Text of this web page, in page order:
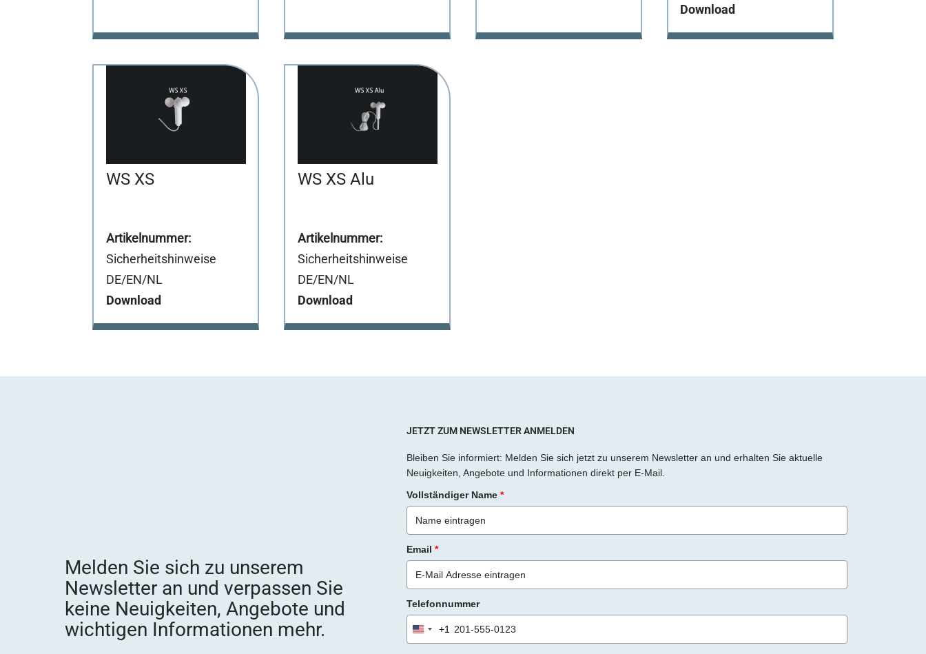
Download
WS XS
Sicherheitshinweise
DE/EN/NL
Download
WS XS Alu
Sicherheitshinweise
DE/EN/NL
Download
Melden Sie sich zu unserem
Newsletter an und verpassen Sie
keine Neuigkeiten, Angebote und
wichtigen Informationen mehr.
JETZT ZUM NEWSLETTER ANMELDEN
Bleiben Sie informiert: Melden Sie sich jetzt zu unserem Newsletter an und erhalten Sie aktuelle
Neuigkeiten, Angebote und Informationen direkt per E-Mail.
Vollständiger Name *
Email *
Telefonnummer
United
States
+1